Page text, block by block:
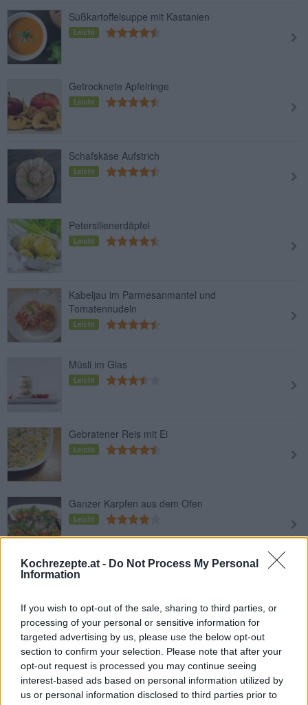
Kochrezepte.at - Do Not Process My Personal
Information
If you wish to opt-out of the sale, sharing to third parties, or
processing of your personal or sensitive information for
targeted advertising by us, please use the below opt-out
section to confirm your selection. Please note that after your
opt-out request is processed you may continue seeing
interest-based ads based on personal information utilized by
us or personal information disclosed to third parties prior to
Süßkartoffelsuppe mit Kastanien
Leicht
Getrocknete Apfelringe
Leicht
Schafskäse Aufstrich
Leicht
Petersilienerdäpfel
Leicht
Kabeljau im Parmesanmantel und
Tomatennudeln
Leicht
Müsli im Glas
Leicht
Gebratener Reis mit Ei
Leicht
Ganzer Karpfen aus dem Ofen
Leicht
Gefüllte Champignons
Gegrillte Forelle